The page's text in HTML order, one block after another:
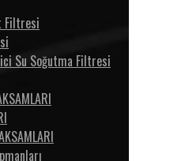
Filtresi
Su Soğutma Filtresi